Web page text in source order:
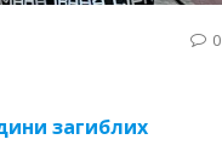
0
загиблих